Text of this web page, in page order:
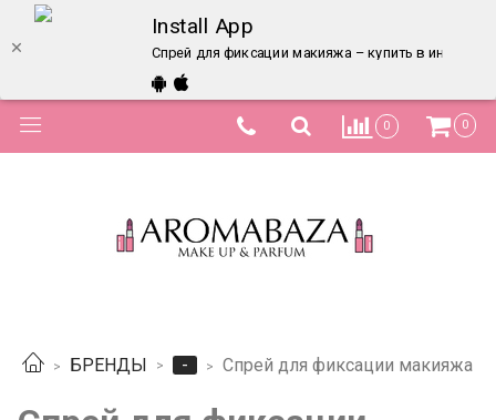
Install App
Спрей для фиксации макияжа – купить в
0 0
БРЕНДЫ - Спрей для фиксации макияжа